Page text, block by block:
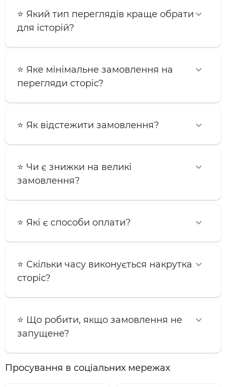
⭐️ Який тип переглядів краще обрати
для історій?
⭐️ Яке мінімальне замовлення на
перегляди сторіс?
⭐️ Як відстежити замовлення?
⭐️ Чи є знижки на великі
замовлення?
⭐️ Які є способи оплати?
⭐️ Скільки часу виконується накрутка
сторіс?
⭐️ Що робити, якщо замовлення не
запущене?
Просування в соціальних мережах